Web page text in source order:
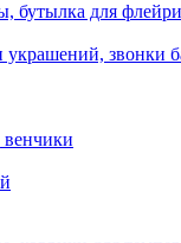
бутылка для
украшений, звонки
венчики